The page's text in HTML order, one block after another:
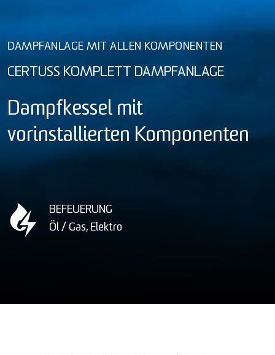
DAMPFANLAGE MIT ALLEN KOMPONENTEN
CERTUSS KOMPLETT DAMPFANLAGE
Dampfkessel mit
vorinstallierten Komponenten
BEFEUERUNG
Öl / Gas, Elektro